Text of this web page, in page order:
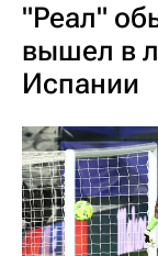
"Реал"
вышел в
Испании